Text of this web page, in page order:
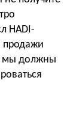
HADI-
продажи
мы должны